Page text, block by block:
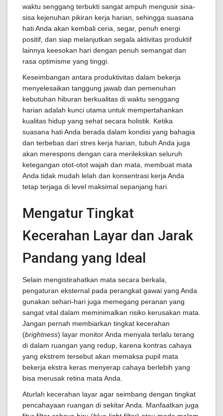
waktu senggang terbukti sangat ampuh mengusir sisa-
sisa kejenuhan pikiran kerja harian, sehingga suasana
hati Anda akan kembali ceria, segar, penuh energi
positif, dan siap melanjutkan segala aktivitas produktif
lainnya keesokan hari dengan penuh semangat dan
rasa optimisme yang tinggi.
Keseimbangan antara produktivitas dalam bekerja
menyelesaikan tanggung jawab dan pemenuhan
kebutuhan hiburan berkualitas di waktu senggang
harian adalah kunci utama untuk mempertahankan
kualitas hidup yang sehat secara holistik. Ketika
suasana hati Anda berada dalam kondisi yang bahagia
dan terbebas dari stres kerja harian, tubuh Anda juga
akan merespons dengan cara merilekskan seluruh
ketegangan otot-otot wajah dan mata, membuat mata
Anda tidak mudah lelah dan konsentrasi kerja Anda
tetap terjaga di level maksimal sepanjang hari.
Mengatur Tingkat
Kecerahan Layar dan Jarak
Pandang yang Ideal
Selain mengistirahatkan mata secara berkala,
pengaturan eksternal pada perangkat gawai yang Anda
gunakan sehari-hari juga memegang peranan yang
sangat vital dalam meminimalkan risiko kerusakan mata.
Jangan pernah membiarkan tingkat kecerahan
(brightness) layar monitor Anda menyala terlalu terang
di dalam ruangan yang redup, karena kontras cahaya
yang ekstrem tersebut akan memaksa pupil mata
bekerja ekstra keras menyerap cahaya berlebih yang
bisa merusak retina mata Anda.
Aturlah kecerahan layar agar seimbang dengan tingkat
pencahayaan ruangan di sekitar Anda. Manfaatkan juga